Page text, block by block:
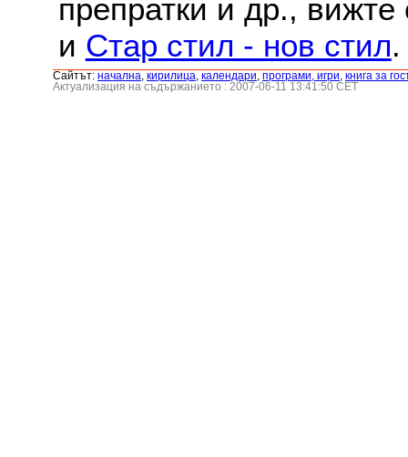
препратки и др.,
и Стар стил - нов стил.
Сайтът: началнa кирилица календари програми, игри книга за
Актуализация на съдържанието : 2007-06-11 13:41:50 CET